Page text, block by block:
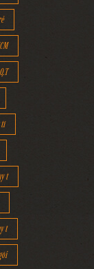
tí
t
t